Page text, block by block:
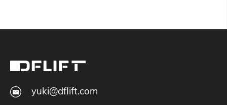
yuki@dflift.com